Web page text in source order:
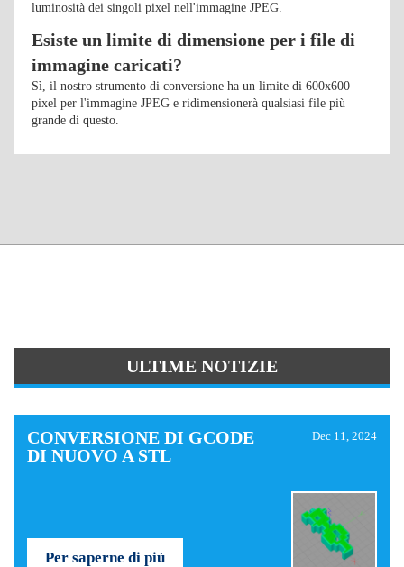
luminosità dei singoli pixel nell'immagine JPEG.
Esiste un limite di dimensione per i file di
immagine caricati?
Sì, il nostro strumento di conversione ha un limite di 600x600
pixel per l'immagine JPEG e ridimensionerà qualsiasi file più
grande di questo.
ULTIME NOTIZIE
CONVERSIONE DI GCODE
DI NUOVO A STL
Dec 11, 2024
Per saperne di più